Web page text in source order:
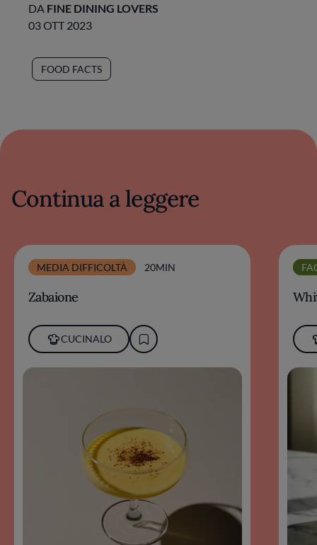
DA FINE DINING LOVERS
03 OTT 2023
FOOD FACTS
Continua a leggere
MEDIA DIFFICOLTÀ 20MIN
Zabaione
CUCINALO